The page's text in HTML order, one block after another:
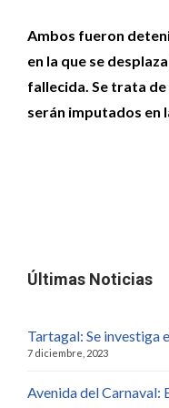
Ambos fueron
en la que se
fallecida. Se trata
serán imputados en
Últimas Noticias
Tartagal: Se investiga
7 diciembre, 2023
Avenida del Carnaval: